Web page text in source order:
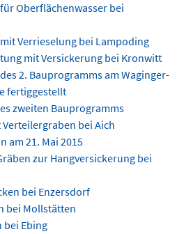
Oberflächenwasser bei
Verrieselung bei Lampoding
mit Versickerung bei Kronwitt
2. Bauprogramms am Waginger-
fertiggestellt
zweiten Bauprogramms
bei Aich
am 21. Mai 2015
zur Hangversickerung bei
bei Enzersdorf
bei Mollstätten
bei Ebing